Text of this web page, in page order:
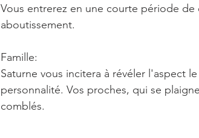
Vous entrerez en une courte période
aboutissement.
Famille:
Saturne vous incitera à révéler l'aspect
personnalité. Vos proches, qui se
comblés.